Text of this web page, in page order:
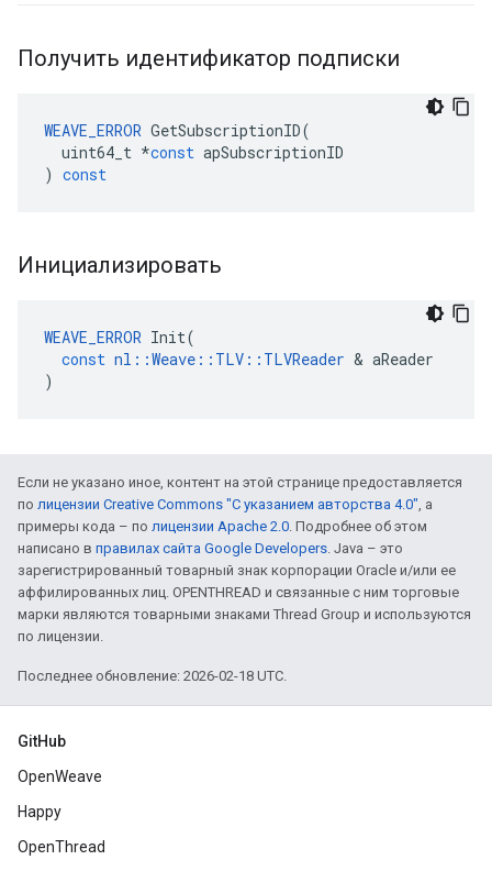
Получить идентификатор подписки
WEAVE_ERROR GetSubscriptionID(
uint64_t *const apSubscriptionID
) const
Инициализировать
WEAVE_ERROR Init(
const nl ::Weave :: TLV :: TLVReader & aReader
)
Если не указано иное, контент на этой странице предоставляется
по лицензии Creative Commons "С указанием авторства 4.0", а
примеры кода – по лицензии Apache 2.0. Подробнее об этом
написано в правилах сайта Google Developers. Java – это
зарегистрированный товарный знак корпорации Oracle и/или ее
аффилированных лиц. OPENTHREAD и связанные с ним торговые
марки являются товарными знаками Thread Group и используются
по лицензии.
Последнее обновление: 2026-02-18 UTC.
GitHub
OpenWeave
Happy
OpenThread